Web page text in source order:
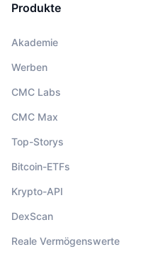
Produkte
Akademie
Werben
CMC Labs
CMC Max
Top-Storys
Bitcoin-ETFs
Krypto-API
DexScan
Reale Vermögenswerte